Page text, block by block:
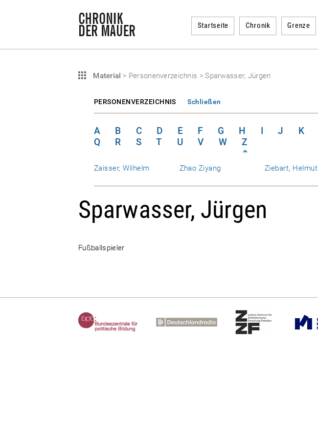
Startseite Chronik Grenze
Material > Personenverzeichnis > Sparwasser, Jürgen
PERSONENVERZEICHNIS Schließen
A B C D E F G H I J K
Q
R S T U V W Z
Zaisser, Wilhelm Zhao Ziyang Ziebart, Helmut
Sparwasser, Jürgen
Fußballspieler